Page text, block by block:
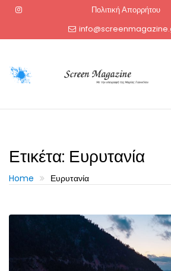
Πολιτική Απορρήτου
Ετικέτα: Ευρυτανία
Home Ευρυτανία